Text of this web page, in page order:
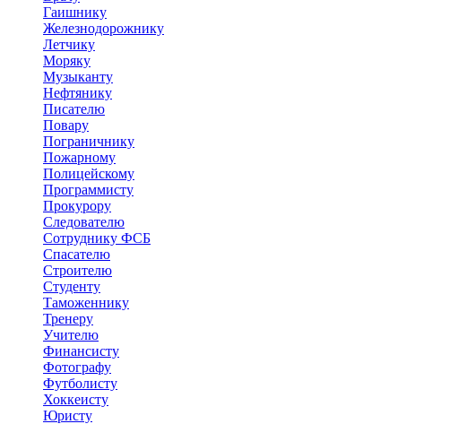
Гаишнику
Железнодорожнику
Летчику
Моряку
Музыканту
Нефтянику
Писателю
Повару
Пограничнику
Пожарному
Полицейскому
Программисту
Прокурору
Следователю
Сотруднику ФСБ
Спасателю
Строителю
Студенту
Таможеннику
Тренеру
Учителю
Финансисту
Фотографу
Футболисту
Хоккеисту
Юристу